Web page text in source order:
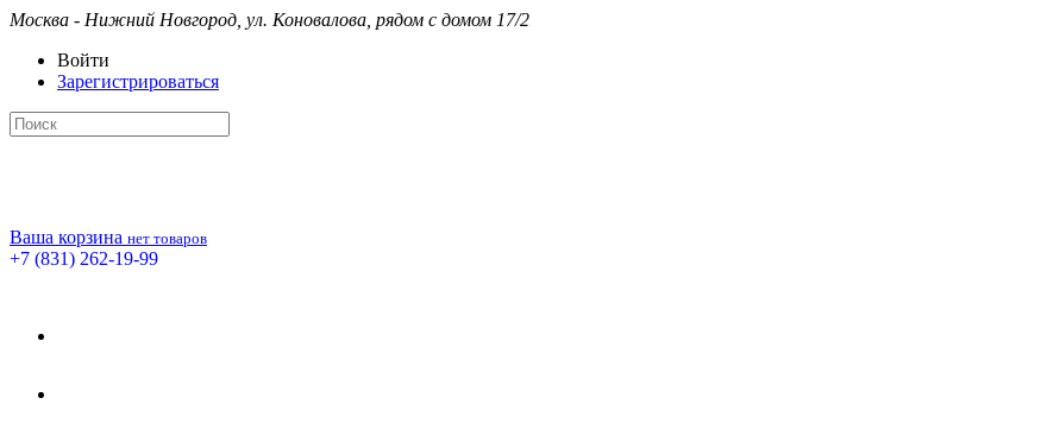
Москва - Нижний Новгород, ул. Коновалова, рядом с домом 17/2
Войти
Зарегистрироваться
Ваша корзина нет товаров
+7 (831) 262-19-99